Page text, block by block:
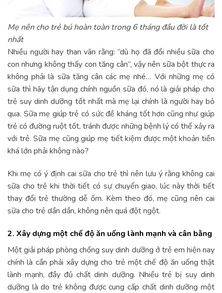
Mẹ nên cho trẻ bú hoàn toàn trong 6 tháng đầu đời là tốt
nhất
Nhiều người hay than vãn rằng: “dù họ đã đổi nhiều sữa cho
con nhưng không thấy con tăng cân”, vậy nên sữa bột thực ra
không phải là sữa tăng cân các mẹ nhé… Với những mẹ có
sữa thì hãy tận dụng chính nguồn sữa đó, nó là giải pháp cho
trẻ suy dinh dưỡng tốt nhất mà mẹ lại chính là người hay bỏ
qua. Sữa mẹ giúp trẻ có sức đề kháng tốt hơn cũng như giúp
trẻ có đường ruột tốt, tránh được những bệnh lý có thể xảy ra
với trẻ. Sữa mẹ cũng giúp mẹ tiết kiệm được một khoản tiền
khá lớn phải không nào?
Khi mẹ có ý định cai sữa cho trẻ thì nên lưu ý rằng không cai
sữa cho trẻ khi thời tiết có sự chuyển giao, lúc này thời tiết
thay đổi trẻ thường dễ ốm. Kèm theo đó, mẹ cũng nên cai
sữa cho trẻ dần dần, không nên quá đột ngột.
2. Xây dựng một chế độ ăn uống lành mạnh và cân bằng
Một giải pháp phòng chống suy dinh dưỡng ở trẻ em hiện nay
chính là cần phải xây dựng cho trẻ một chế độ ăn uống thật
lành mạnh, đầy đủ chất dinh dưỡng. Nhiều trẻ bị suy dinh
dưỡng là do trẻ không được cung cấp chất dinh dưỡng một